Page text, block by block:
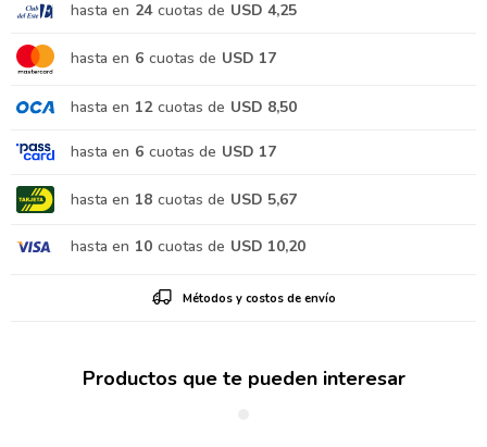
hasta en 24 cuotas de USD 4,25
hasta en 6 cuotas de USD 17
hasta en 12 cuotas de USD 8,50
hasta en 6 cuotas de USD 17
hasta en 18 cuotas de USD 5,67
hasta en 10 cuotas de USD 10,20
Métodos y costos de envío
Productos que te pueden interesar